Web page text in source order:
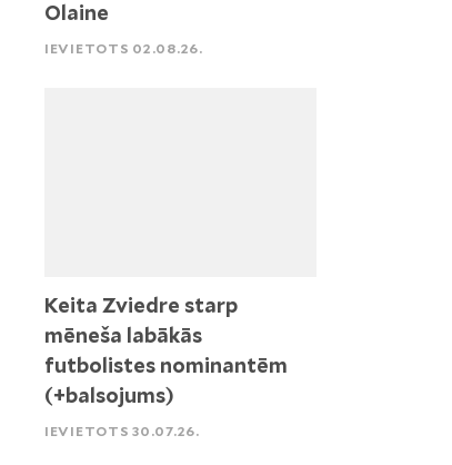
Olaine
IEVIETOTS 02.08.26.
Keita Zviedre starp
mēneša labākās
futbolistes nominantēm
(+balsojums)
IEVIETOTS 30.07.26.